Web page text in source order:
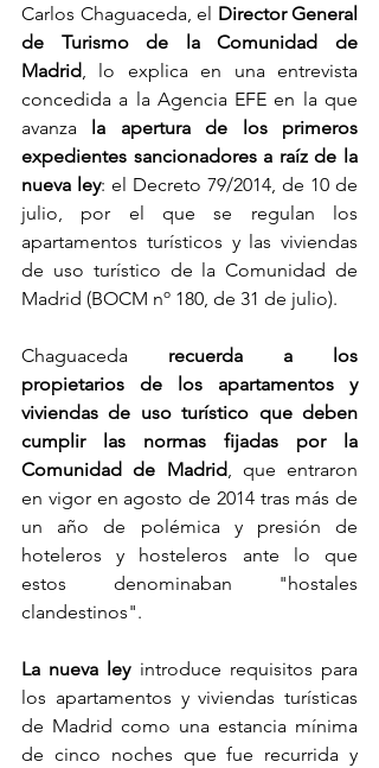
Carlos Chaguaceda, el Director General
de Turismo de la Comunidad de
Madrid, lo explica en una entrevista
concedida a la Agencia EFE en la que
avanza la apertura de los primeros
expedientes sancionadores a raíz de la
nueva ley: el Decreto 79/2014, de 10 de
julio, por el que se regulan los
apartamentos turísticos y las viviendas
de uso turístico de la Comunidad de
Madrid (BOCM nº 180, de 31 de julio).
Chaguaceda recuerda a los
propietarios de los apartamentos y
viviendas de uso turístico que deben
cumplir las normas fijadas por la
Comunidad de Madrid, que entraron
en vigor en agosto de 2014 tras más de
un año de polémica y presión de
hoteleros y hosteleros ante lo que
estos denominaban "hostales
clandestinos".
La nueva ley introduce requisitos para
los apartamentos y viviendas turísticas
de Madrid como una estancia mínima
de cinco noches que fue recurrida y